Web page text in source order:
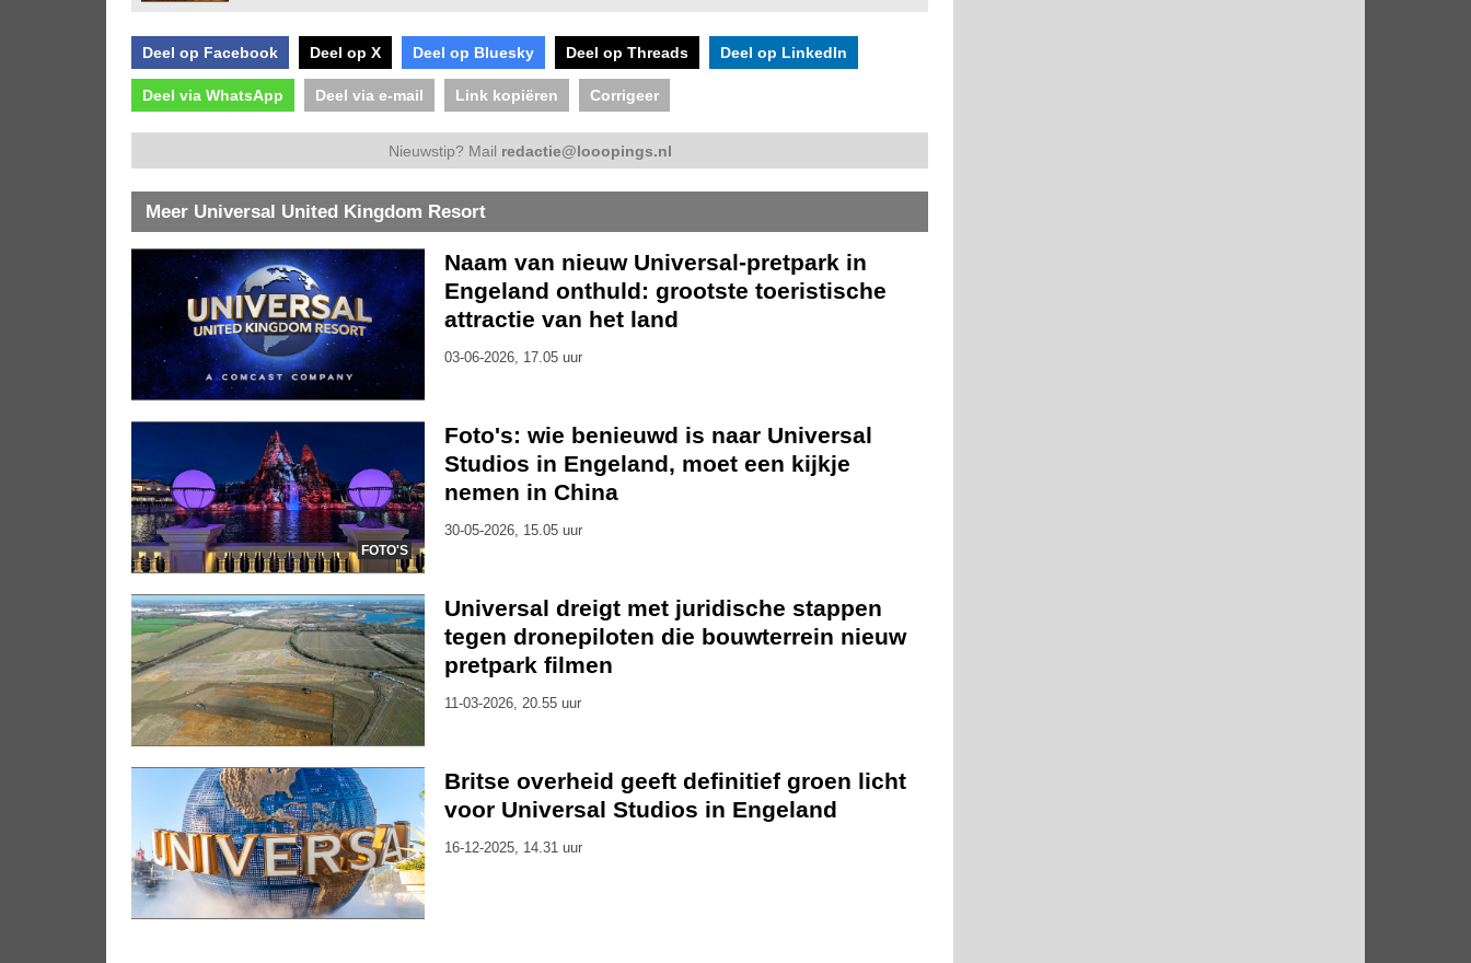
Deel op Facebook Deel op X Deel op Bluesky Deel op Threads Deel op LinkedIn
Deel via WhatsApp Deel via e-mail Link kopiëren Corrigeer
Nieuwstip? Mail redactie@looopings.nl
Meer Universal United Kingdom Resort
Naam van nieuw Universal-pretpark in
Engeland onthuld: grootste toeristische
attractie van het land
03-06-2026, 17.05 uur
FOTO'S
Foto's: wie benieuwd is naar Universal
Studios in Engeland, moet een kijkje
nemen in China
30-05-2026, 15.05 uur
Universal dreigt met juridische stappen
tegen dronepiloten die bouwterrein nieuw
pretpark filmen
11-03-2026, 20.55 uur
Britse overheid geeft definitief groen licht
voor Universal Studios in Engeland
16-12-2025, 14.31 uur